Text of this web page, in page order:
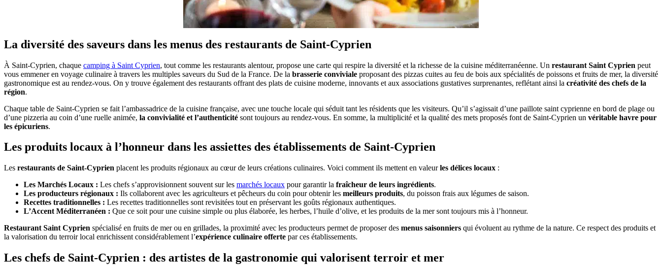
La diversité des saveurs dans les menus des restaurants de Saint-Cyprien
À Saint-Cyprien, chaque camping à Saint Cyprien, tout comme les restaurants alentour, propose une carte qui respire la diversité et la richesse de la cuisine méditerranéenne. Un restaurant Saint Cyprien peut
vous emmener en voyage culinaire à travers les multiples saveurs du Sud de la France. De la brasserie conviviale proposant des pizzas cuites au feu de bois aux spécialités de poissons et fruits de mer, la diversité
gastronomique est au rendez-vous. On y trouve également des restaurants offrant des plats de cuisine moderne, innovants et aux associations gustatives surprenantes, reflétant ainsi la créativité des chefs de la
région.
Chaque table de Saint-Cyprien se fait l’ambassadrice de la cuisine française, avec une touche locale qui séduit tant les résidents que les visiteurs. Qu’il s’agissait d’une paillote saint cyprienne en bord de plage ou
d’une pizzeria au coin d’une ruelle animée, la convivialité et l’authenticité sont toujours au rendez-vous. En somme, la multiplicité et la qualité des mets proposés font de Saint-Cyprien un véritable havre pour
les épicuriens.
Les produits locaux à l’honneur dans les assiettes des établissements de Saint-Cyprien
Les restaurants de Saint-Cyprien placent les produits régionaux au cœur de leurs créations culinaires. Voici comment ils mettent en valeurles délices locaux :
Les Marchés Locaux : Les chefs s’approvisionnent souvent sur les marchés locaux pour garantir la fraîcheur de leurs ingrédients.
Les producteurs régionaux : Ils collaborent avec les agriculteurs et pêcheurs du coin pour obtenir les meilleurs produits, du poisson frais aux légumes de saison.
Recettes traditionnelles : Les recettes traditionnelles sont revisitées tout en préservant les goûts régionaux authentiques.
L’Accent Méditerranéen : Que ce soit pour une cuisine simple ou plus élaborée, les herbes, l’huile d’olive, et les produits de la mer sont toujours mis à l’honneur.
Restaurant Saint Cyprien spécialisé en fruits de mer ou en grillades, la proximité avec les producteurs permet de proposer des menus saisonniers qui évoluent au rythme de la nature. Ce respect des produits et
la valorisation du terroir local enrichissent considérablement l’expérience culinaire offerte par ces établissements.
Les chefs de Saint-Cyprien : des artistes de la gastronomie qui valorisent terroir et mer